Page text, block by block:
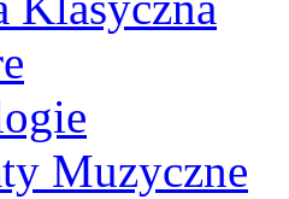
Muzyczne